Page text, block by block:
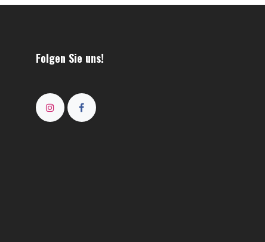
Folgen Sie uns!